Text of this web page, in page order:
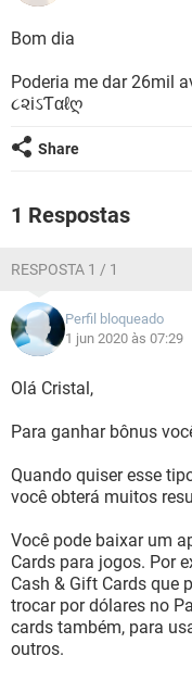
GUIA DE COMPRAS
INSTAGRAM
CELULAR
OUTLOOK
INSTAGRAM
JOGOS
OUTLOOK
INSTAGRAM
Bom dia
Poderia me dar 26mil
૮૨iઽƬαℓღ
Share
1 Respostas
RESPOSTA 1 / 1
Perfil bloqueado
1 jun 2020 às 07:29
Olá Cristal,
Para ganhar bônus
Quando quiser esse
você obterá muitos
Você pode baixar um
Cards para jogos. Por
Cash & Gift Cards que
trocar por dólares no
cards também, para
outros.